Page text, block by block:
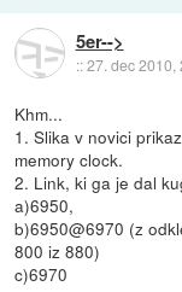
5er-->
::27. dec 2010,
Khm...
1. Slika v novici
memory clock.
2. Link, ki ga je dal
a)6950,
b)6950@6970 (z
800 iz 880)
c)6970